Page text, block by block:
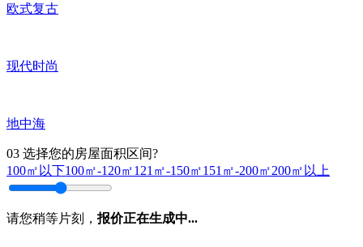
欧式复古
现代时尚
地中海
03 选择您的房屋面积区间?
100㎡以下100㎡-120㎡121㎡-150㎡151㎡-200㎡200㎡以上
请您稍等片刻， 报价正在生成中...